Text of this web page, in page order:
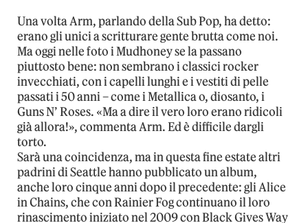
Una volta Arm, parlando della Sub Pop, ha detto:
erano gli unici a scritturare gente brutta come noi.
Ma oggi nelle foto i Mudhoney se la passano
piuttosto bene: non sembrano i classici rocker
invecchiati, con i capelli lunghi e i vestiti di pelle
passati i 50 anni – come i Metallica o, diosanto, i
Guns N’ Roses. «Ma a dire il vero loro erano ridicoli
già allora!», commenta Arm. Ed è difficile dargli
torto.
Sarà una coincidenza, ma in questa fine estate altri
padrini di Seattle hanno pubblicato un album,
anche loro cinque anni dopo il precedente: gli Alice
in Chains, che con Rainier Fog continuano il loro
rinascimento iniziato nel 2009 con Black Gives Way